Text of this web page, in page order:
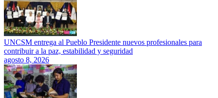
UNCSM entrega al Pueblo Presidente nuevos profesionales para
contribuir a la paz, estabilidad y seguridad
agosto 8, 2026